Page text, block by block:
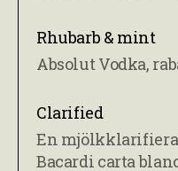
Rhubarb & mint
Absolut Vodka,
Clarified
En
Bacardi carta